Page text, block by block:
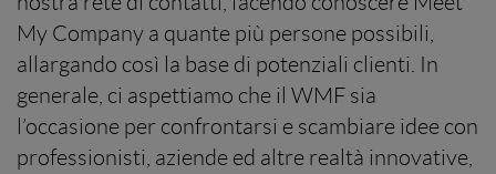
My Company a quante più persone possibili,
allargando così la base di potenziali clienti. In
generale, ci aspettiamo che il WMF sia
l’occasione per confrontarsi e scambiare idee con
professionisti, aziende ed altre realtà innovative,